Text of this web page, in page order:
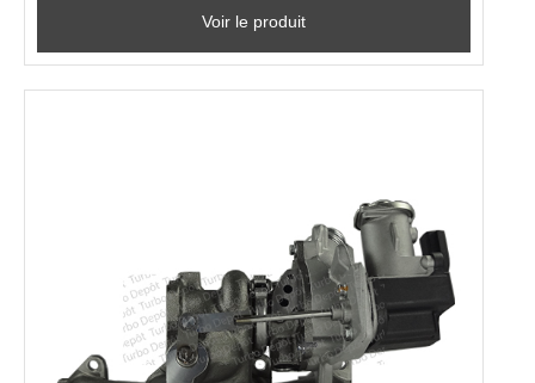
Voir le produit